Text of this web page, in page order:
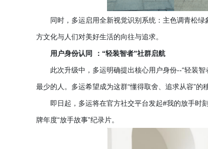
同时，多运启用全新视觉识别系统：主色调青松
方文化与人们对美好生活的向往与追求。
用户身份认同 ： “轻装智者”社群启航
此次升级中，多运明确提出核心用户身份--“轻装
最少的人。多运希望成为这群“懂得取舍、追求从容”的
即日起，多运将在官方社交平台发起#我的放手时
牌年度“放手故事”纪录片。